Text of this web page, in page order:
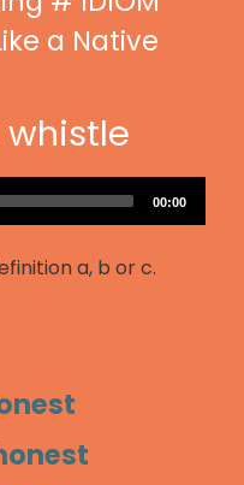
a Native
Total
00:00
a, b or c.